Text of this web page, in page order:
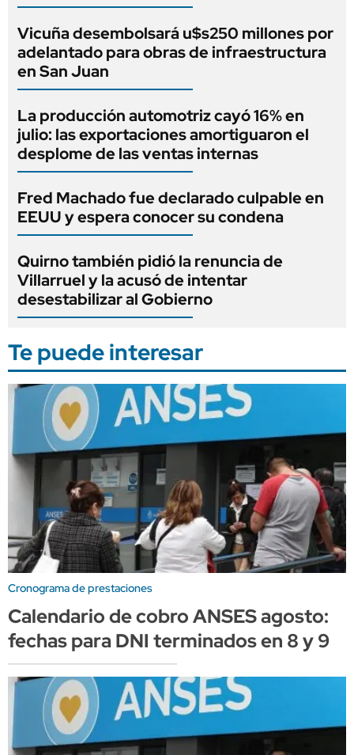
Vicuña desembolsará u$s250 millones por
adelantado para obras de infraestructura
en San Juan
La producción automotriz cayó 16% en
julio: las exportaciones amortiguaron el
desplome de las ventas internas
Fred Machado fue declarado culpable en
EEUU y espera conocer su condena
Quirno también pidió la renuncia de
Villarruel y la acusó de intentar
desestabilizar al Gobierno
Te puede interesar
Cronograma de prestaciones
Calendario de cobro ANSES agosto:
fechas para DNI terminados en 8 y 9